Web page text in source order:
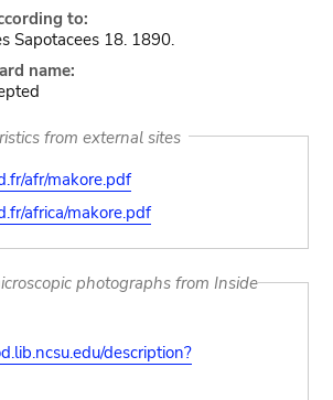
to:
Sapotacees 18. 1890.
name:
from external sites
afr/makore.pdf
africa/makore.pdf
photographs from Inside
description?